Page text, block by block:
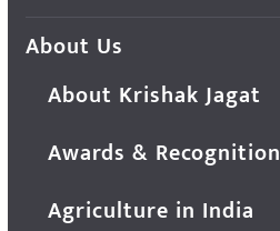
About Us
About Krishak Jagat
Awards & Recognition
Agriculture in India